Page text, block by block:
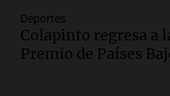
Audio. Borges,
"Tres hombres
hacerle
Deportes
Colapinto regresa a
Premio de Países